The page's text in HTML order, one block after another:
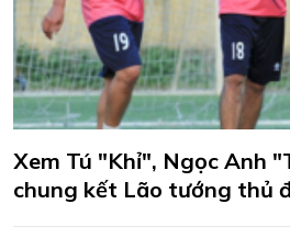
Xem Tú "Khỉ", Ngọc Anh
chung kết Lão tướng thủ